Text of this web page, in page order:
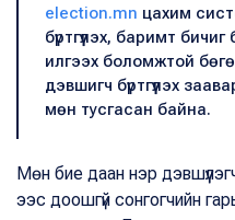
election.mn цахим
бүртгүүлэх, баримт
илгээх боломжтой
дэвшигч бүртгүүлэх
мөн тусгасан байна.
Мөн бие даан нэр
ээс доошгүй сонгогчийн